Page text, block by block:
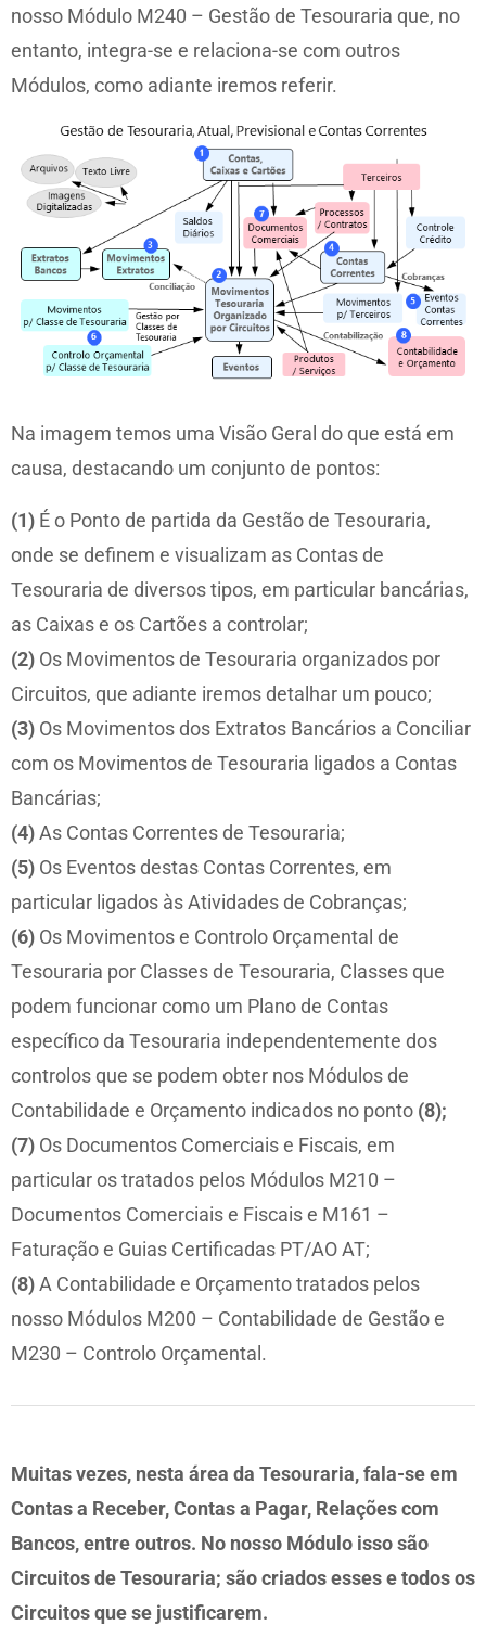
nosso Módulo M240 – Gestão de Tesouraria que, no
entanto, integra-se e relaciona-se com outros
Módulos, como adiante iremos referir.
Na imagem temos uma Visão Geral do que está em
causa, destacando um conjunto de pontos:
(1) É o Ponto de partida da Gestão de Tesouraria,
onde se definem e visualizam as Contas de
Tesouraria de diversos tipos, em particular bancárias,
as Caixas e os Cartões a controlar;
(2) Os Movimentos de Tesouraria organizados por
Circuitos, que adiante iremos detalhar um pouco;
(3) Os Movimentos dos Extratos Bancários a Conciliar
com os Movimentos de Tesouraria ligados a Contas
Bancárias;
(4)As Contas Correntes de Tesouraria;
(5) Os Eventos destas Contas Correntes, em
particular ligados às Atividades de Cobranças;
(6) Os Movimentos e Controlo Orçamental de
Tesouraria por Classes de Tesouraria, Classes que
podem funcionar como um Plano de Contas
específico da Tesouraria independentemente dos
controlos que se podem obter nos Módulos de
Contabilidade e Orçamento indicados no ponto (8);
(7) Os Documentos Comerciais e Fiscais, em
particular os tratados pelos Módulos M210 –
Documentos Comerciais e Fiscais e M161 –
Faturação e Guias Certificadas PT/AO AT;
(8)A Contabilidade e Orçamento tratados pelos
nosso Módulos M200 – Contabilidade de Gestão e
M230 – Controlo Orçamental.
Muitas vezes, nesta área da Tesouraria, fala-se em
Contas a Receber, Contas a Pagar, Relações com
Bancos, entre outros. No nosso Módulo isso são
Circuitos de Tesouraria; são criados esses e todos os
Circuitos que se justificarem.